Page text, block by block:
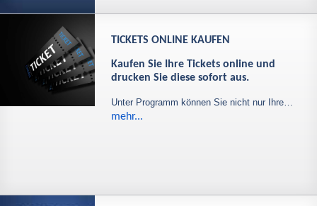
TICKETS ONLINE KAUFEN
Kaufen Sie Ihre Tickets online und
drucken Sie diese sofort aus.
Unter Programm können Sie nicht nur Ihre…
mehr...